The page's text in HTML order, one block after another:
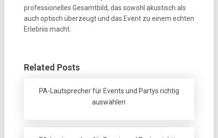
professionelles Gesamtbild, das sowohl akustisch als
auch optisch überzeugt und das Event zu einem echten
Erlebnis macht.
Related Posts
PA-Lautsprecher für Events und Partys richtig
auswählen